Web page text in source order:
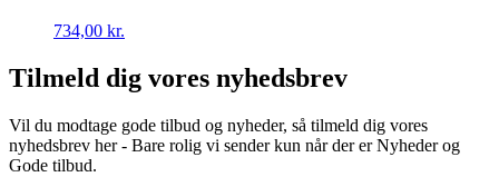
734,00 kr.
Tilmeld dig vores nyhedsbrev
Vil du modtage gode tilbud og nyheder, så tilmeld dig vores
nyhedsbrev her - Bare rolig vi sender kun når der er Nyheder og
Gode tilbud.